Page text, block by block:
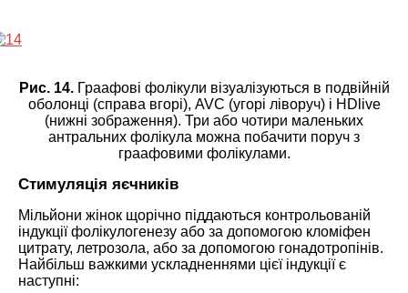
Рис. 14.Граафові фолікули візуалізуються в подвійній
оболонці (справа вгорі), AVC (угорі ліворуч) і HDlive
(нижні зображення). Три або чотири маленьких
антральних фолікула можна побачити поруч з
граафовими фолікулами.
Стимуляція яєчників
Мільйони жінок щорічно піддаються контрольованій
індукції фолікулогенезу або за допомогою кломіфен
цитрату, летрозола, або за допомогою гонадотропінів.
Найбільш важкими ускладненнями цієї індукції є
наступні: